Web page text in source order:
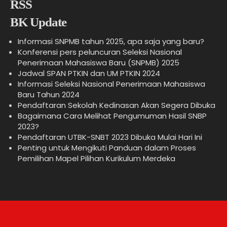
BK Update
Informasi SNPMB tahun 2025, apa saja yang baru?
Konferensi pers peluncuran Seleksi Nasional
Penerimaan Mahasiswa Baru (SNPMB) 2025
Jadwal SPAN PTKIN dan UM PTKIN 2024
Informasi Seleksi Nasional Penerimaan Mahasiswa
Baru Tahun 2024
Pendaftaran Sekolah Kedinasan Akan Segera Dibuka
Bagaimana Cara Melihat Pengumuman Hasil SNBP
2023?
Pendaftaran UTBK-SNBT 2023 Dibuka Mulai Hari Ini
Penting untuk Mengikuti Panduan dalam Proses
Pemilihan Mapel Pilihan Kurikulum Merdeka